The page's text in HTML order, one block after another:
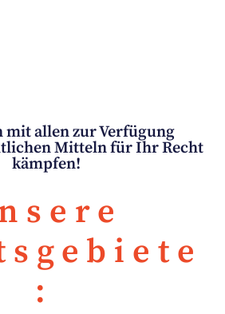
mit allen zur Verfügung
Mitteln für Ihr Recht
kämpfen!
: